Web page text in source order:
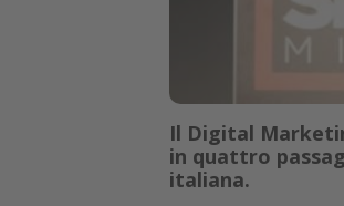
Il Digital
in quattro
italiana.